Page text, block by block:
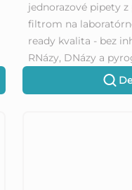
jednorazové pipety
filtrom na
ready kvalita - bez
RNázy, DNázy a